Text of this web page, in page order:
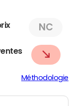
NC
Méthodologie